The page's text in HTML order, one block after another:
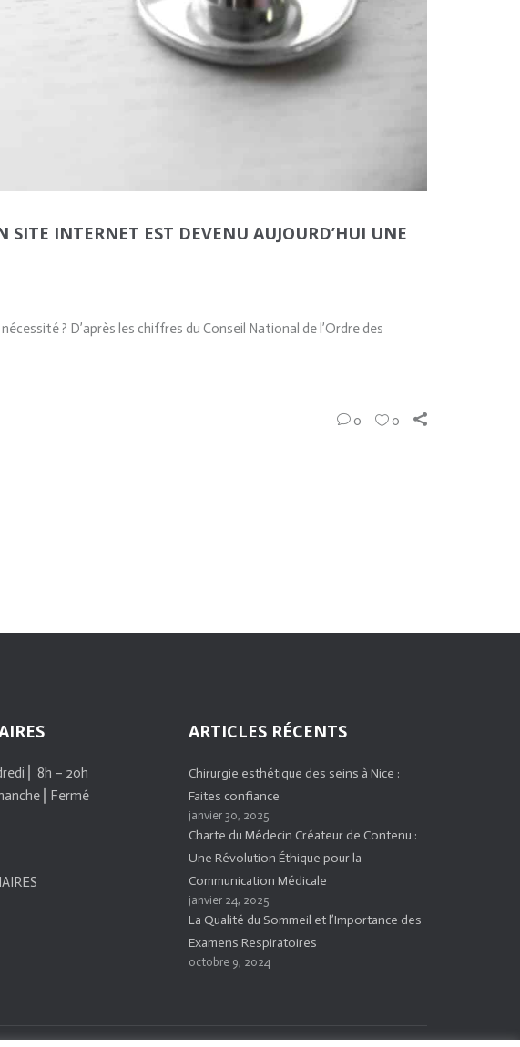
SITE INTERNET EST DEVENU AUJOURD’HUI UNE
? D’après les chiffres du Conseil National de l’Ordre des
0 0
⎜ 8h – 20h
⎜Fermé
ARTICLES RÉCENTS
Chirurgie esthétique des seins à Nice :
Faites confiance
janvier 30, 2025
Charte du Médecin Créateur de Contenu :
Une Révolution Éthique pour la
Communication Médicale
janvier 24, 2025
La Qualité du Sommeil et l’Importance des
Examens Respiratoires
octobre 9, 2024